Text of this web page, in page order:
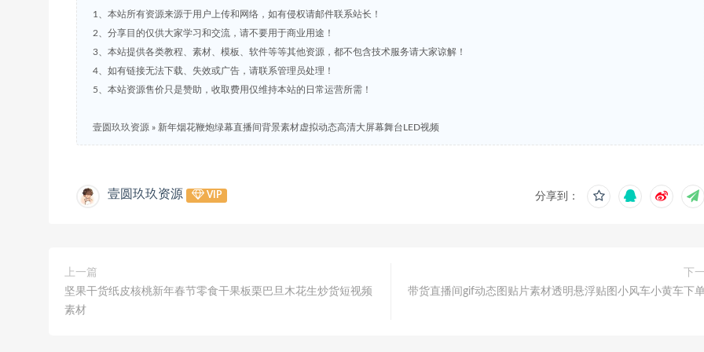
1、本站所有资源来源于用户上传和网络，如有侵权请邮件联系站长！
2、分享目的仅供大家学习和交流，请不要用于商业用途！
3、本站提供各类教程、素材、模板、软件等等其他资源，都不包含技术服务请大家谅解！
4、如有链接无法下载、失效或广告，请联系管理员处理！
5、本站资源售价只是赞助，收取费用仅维持本站的日常运营所需！
壹圆玖玖资源 » 新年烟花鞭炮绿幕直播间背景素材虚拟动态高清大屏幕舞台LED视频
壹圆玖玖资源 VIP 分享到：
上一篇
坚果干货纸皮核桃新年春节零食干果板栗巴旦木花生炒货短视频
素材
下
带货直播间gif动态图贴片素材透明悬浮贴图小风车小黄车下